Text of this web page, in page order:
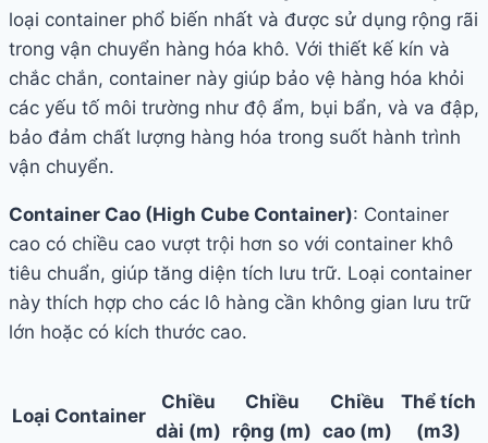
loại container phổ biến nhất và được sử dụng rộng rãi
trong vận chuyển hàng hóa khô. Với thiết kế kín và
chắc chắn, container này giúp bảo vệ hàng hóa khỏi
các yếu tố môi trường như độ ẩm, bụi bẩn, và va đập,
bảo đảm chất lượng hàng hóa trong suốt hành trình
vận chuyển.
Container Cao (High Cube Container): Container
cao có chiều cao vượt trội hơn so với container khô
tiêu chuẩn, giúp tăng diện tích lưu trữ. Loại container
này thích hợp cho các lô hàng cần không gian lưu trữ
lớn hoặc có kích thước cao.
Loại Container
Chiều
dài (m)
Chiều
rộng (m)
Chiều
cao (m)
Thể tích
(m3)